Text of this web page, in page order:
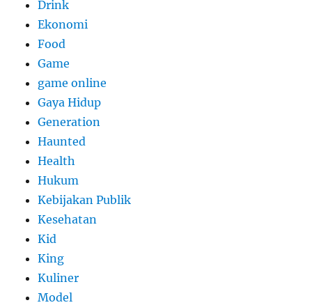
Drink
Ekonomi
Food
Game
game online
Gaya Hidup
Generation
Haunted
Health
Hukum
Kebijakan Publik
Kesehatan
Kid
King
Kuliner
Model